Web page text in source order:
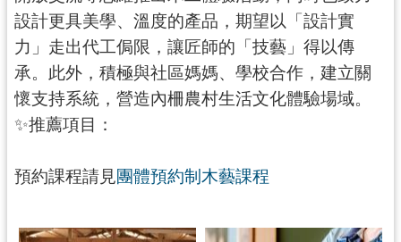
民
服
務
活
動
究
習
設計更具美學、溫度的產品，期望以「設計實
力」走出代工侷限，讓匠師的「技藝」得以傳
承。此外，積極與社區媽媽、學校合作，建立關
懷支持系統，營造內柵農村生活文化體驗場域。
✨推薦項目：
預約課程請見團體預約制木藝課程